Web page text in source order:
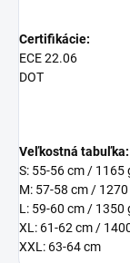
Certifikácie:
ECE 22.06
DOT
Veľkostná tabuľka:
S: 55-56 cm / 1165
M: 57-58 cm / 1270
L: 59-60 cm / 1350
XL: 61-62 cm /
XXL: 63-64 cm